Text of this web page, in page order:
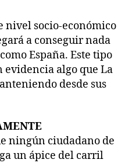
nivel socio-económico
a conseguir nada
España. Este tipo
evidencia algo que La
desde sus
ningún ciudadano de
un ápice del carril